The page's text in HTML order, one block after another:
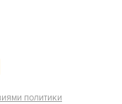
политики